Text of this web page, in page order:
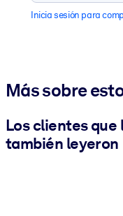
Inicia sesión para
Más sobre
Los clientes
también leyeron